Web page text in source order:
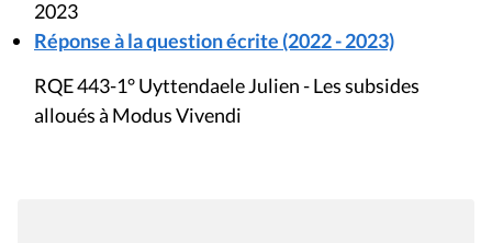
2023
Réponse à la question écrite (2022 - 2023)
RQE 443-1° Uyttendaele Julien - Les subsides
alloués à Modus Vivendi